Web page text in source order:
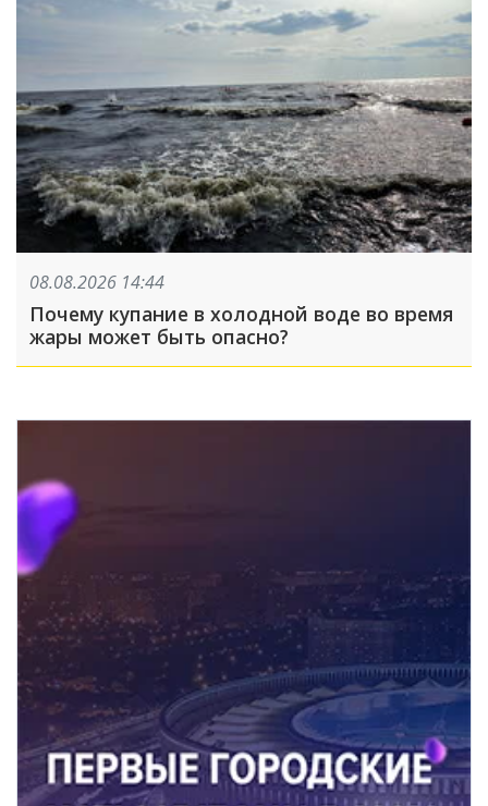
08.08.2026 14:44
Почему купание в холодной воде во время
жары может быть опасно?